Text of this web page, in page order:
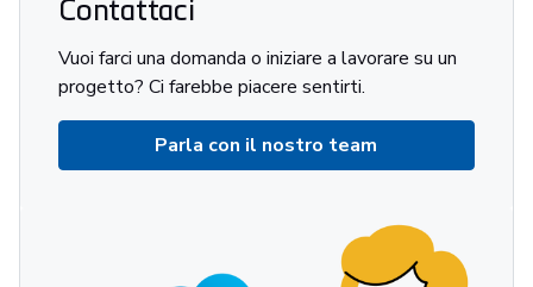
Contattaci
Vuoi farci una domanda o iniziare a lavorare su un
progetto? Ci farebbe piacere sentirti.
Parla con il nostro team